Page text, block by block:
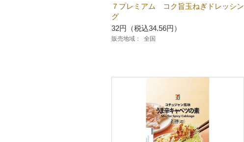
７プレミアム コク旨玉ねぎドレッシン
グ
32円（税込34.56円）
販売地域： 全国